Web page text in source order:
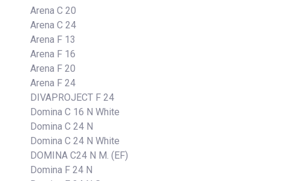
Arena C 20
Arena C 24
Arena F 13
Arena F 16
Arena F 20
Arena F 24
DIVAPROJECT F 24
Domina C 16 N White
Domina C 24 N
Domina C 24 N White
DOMINA C24 N M. (EF)
Domina F 24 N